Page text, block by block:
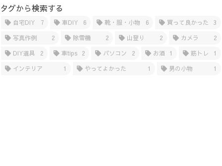
タグから検索する
自宅DIY 7 車DIY 6 靴・服・小物 6 買って良かった
3
写真作例
2 除雪機 2 山登り 2 カメラ
2
DIY道具
2 車tips 2 パソコン 2 お酒 1 筋トレ
1
インテリア
1 やってよかった 1 男の小物 1